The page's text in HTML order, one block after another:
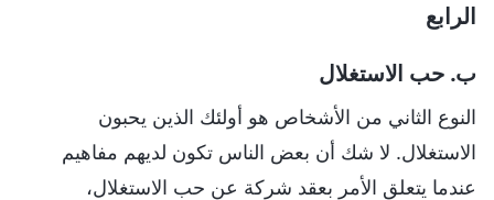
الرابع
ب. حب الاستغلال
النوع الثاني من الأشخاص هو أولئك الذين يحبون
الاستغلال. لا شك أن بعض الناس تكون لديهم مفاهيم
عندما يتعلق الأمر بعقد شركة عن حب الاستغلال،